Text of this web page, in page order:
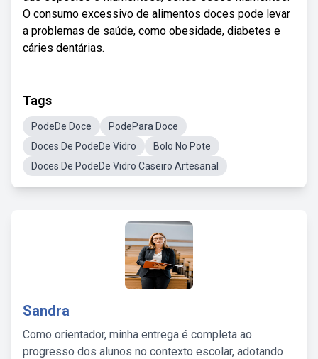
O consumo excessivo de alimentos doces pode levar
a problemas de saúde, como obesidade, diabetes e
cáries dentárias.
Tags
PodeDe Doce
PodePara Doce
Doces De PodeDe Vidro
Bolo No Pote
Doces De PodeDe Vidro Caseiro Artesanal
Sandra
Como orientador, minha entrega é completa ao
progresso dos alunos no contexto escolar, adotando